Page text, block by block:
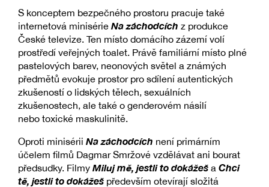
S konceptem bezpečného prostoru pracuje také
internetová minisérie Na záchodcích z produkce
České televize. Ten místo domácího zázemí volí
prostředí veřejných toalet. Právě familiární místo plné
pastelových barev, neonových světel a známých
předmětů evokuje prostor pro sdílení autentických
zkušeností o lidských tělech, sexuálních
zkušenostech, ale také o genderovém násilí
nebo toxické maskulinitě.
Oproti minisérii Na záchodcích není primárním
účelem filmů Dagmar Smržové vzdělávat ani bourat
předsudky. Filmy Miluj mě, jestli to dokážeš a Chci
tě, jestli to dokážeš především otevírají složitá